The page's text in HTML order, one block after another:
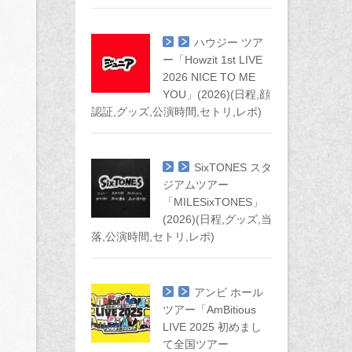
ハウジー ツア
ー「Howzit 1st LIVE
2026 NICE TO ME
YOU」(2026)(日程,顔
認証,グッズ,公演時間,セトリ,レポ)
SixTONES スタ
ジアムツアー
「MILESixTONES」
(2026)(日程,グッズ,当
落,公演時間,セトリ,レポ)
アンビ ホール
ツアー「AmBitious
LIVE 2025 初めまし
て全国ツアー